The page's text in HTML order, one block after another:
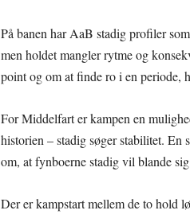
På banen har AaB stadig profiler
men holdet mangler rytme og
point og om at finde ro i en periode,
For Middelfart er kampen en
historien – stadig søger stabilitet. En
om, at fynboerne stadig vil blande
Der er kampstart mellem de to hold